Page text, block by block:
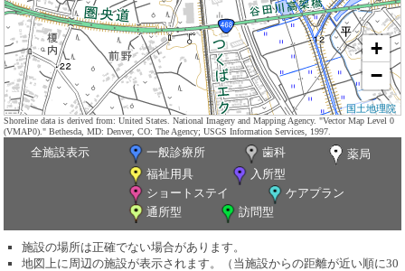
+
−
国土地理院
Shoreline data is derived from: United States. National Imagery and Mapping Agency. "Vector Map Level 0
(VMAP0)." Bethesda, MD: Denver, CO: The Agency; USGS Information Services, 1997.
全施設表示 一般診療所 歯科
薬局
福祉用具
入所型
ショートステイ
ケアプラン
通所型
訪問型
施設の場所は正確でない場合があります。
地図上に周辺の施設が表示されます。（当施設からの距離が近い順に30